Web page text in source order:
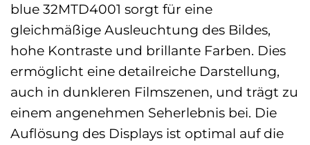
blue 32MTD4001 sorgt für eine
gleichmäßige Ausleuchtung des Bildes,
hohe Kontraste und brillante Farben. Dies
ermöglicht eine detailreiche Darstellung,
auch in dunkleren Filmszenen, und trägt zu
einem angenehmen Seherlebnis bei. Die
Auflösung des Displays ist optimal auf die